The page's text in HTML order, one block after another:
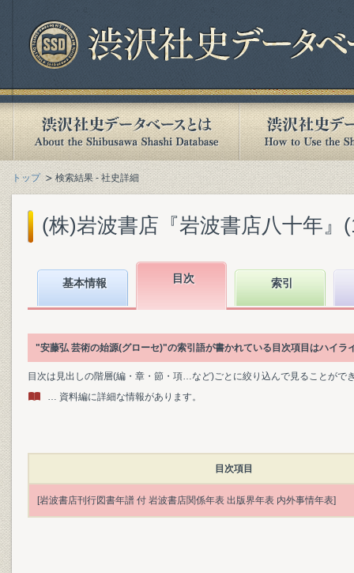
トップ 検索結果 - 社史詳細
(株)岩波書店『岩波書店八十年』
基本情報 目次 索引
"安藤弘 芸術の始源(グローセ)"の索引語が書かれている目次項目はハイラ
目次は見出しの階層(編・章・節・項…など)ごとに絞り込んで見ることがで
… 資料編に詳細な情報があります。
目次項目
[岩波書店刊行図書年譜 付 岩波書店関係年表 出版界年表 内外事情年表]